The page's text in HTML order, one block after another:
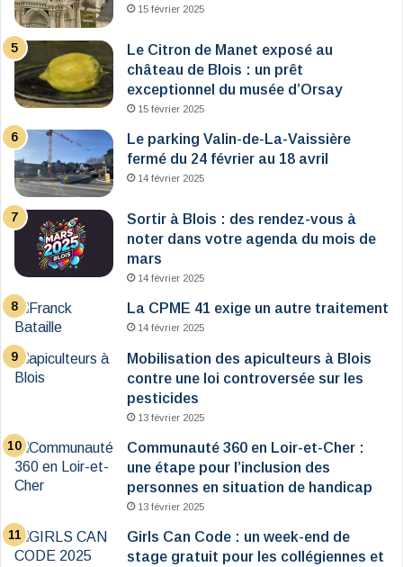
15 février 2025
Le Citron de Manet exposé au
château de Blois : un prêt
exceptionnel du musée d’Orsay
15 février 2025
Le parking Valin-de-La-Vaissière
fermé du 24 février au 18 avril
14 février 2025
Sortir à Blois : des rendez-vous à
noter dans votre agenda du mois de
mars
14 février 2025
La CPME 41 exige un autre traitement
14 février 2025
Mobilisation des apiculteurs à Blois
contre une loi controversée sur les
pesticides
13 février 2025
Communauté 360 en Loir-et-Cher :
une étape pour l’inclusion des
personnes en situation de handicap
13 février 2025
Girls Can Code : un week-end de
stage gratuit pour les collégiennes et